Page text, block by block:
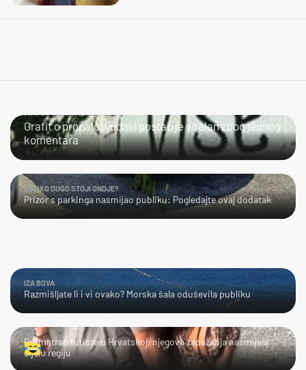
IVANA SE SPASILA
Grafit o propaloj ljubavi postao je viralan zbog jednog
komentara
KOLIKO DUGO STOJI ONDJE?
Prizor s parkinga nasmijao publiku: Pogledajte ovaj dodatak
IZA BOVA
Razmišljate li i vi ovako? Morska šala oduševila publiku
LOL
Promatrao turiste u Hrvatskoj, njegova zapažanja nasmijala
cijelu regiju